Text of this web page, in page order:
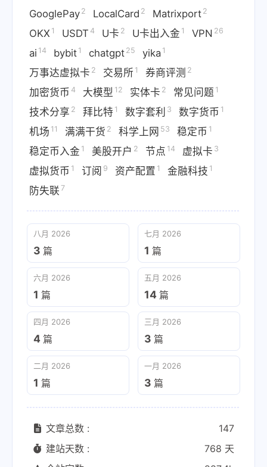
GooglePay 2 LocalCard 2 Matrixport 2
OKX 1 USDT 4 U卡 2 U卡出入金 1 VPN 26
ai 14 bybit 1 chatgpt 25 yika 1
万事达虚拟卡 2 交易所 1 券商评测 2
加密货币 4 大模型 12 实体卡 2 常见问题 1
技术分享 2 拜比特 1 数字套利 3 数字货币 1
机场 11 满满干货 2 科学上网 53 稳定币 1
稳定币入金 1 美股开户 2 节点 14 虚拟卡 3
虚拟货币 1 订阅 9 资产配置 1 金融科技 1
防失联 7
八月 2026
3 篇
七月 2026
1 篇
六月 2026
1 篇
五月 2026
14 篇
四月 2026
4 篇
三月 2026
3 篇
二月 2026
1 篇
一月 2026
3 篇
文章总数 :
147
建站天数 :
768 天